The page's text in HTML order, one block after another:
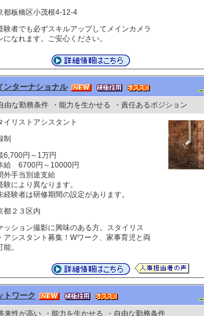
都板橋区小茂根4-12-4
験者でも必ずスキルアップしてメインカメラ
になれます。ご安心ください。
ンターナショナル
由な勤務条件 ・能力を生かせる
・責任あるポジション
イリストアシスタント
制
6,700円～1万円
給 6700円～10000円
外手当別途支給
により異なります。
験者は研修期間の設定があります。
都２３区内
ッション撮影に興味のある方。スタイリス
アシスタント募集！Wワーク、家事育児と両
能。
トワーク
来性が高い ・能力を生かせる
・自由な勤務条件